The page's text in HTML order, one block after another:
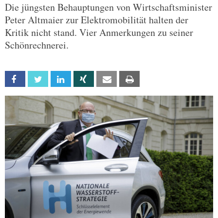
Die jüngsten Behauptungen von Wirtschaftsminister
Peter Altmaier zur Elektromobilität halten der
Kritik nicht stand. Vier Anmerkungen zu seiner
Schönrechnerei.
Facebook Twitter Linkedin Xing Email